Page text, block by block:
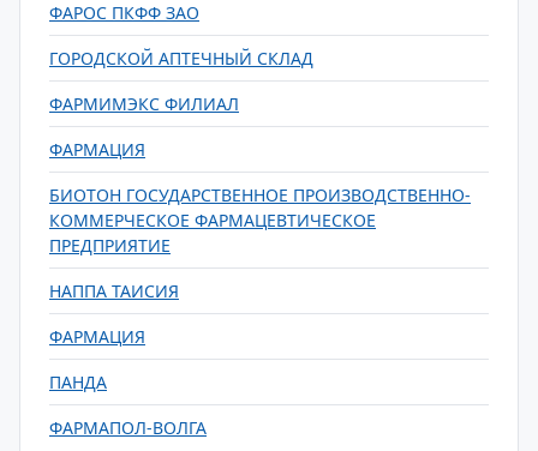
ФАРОС ПКФФ ЗАО
ГОРОДСКОЙ АПТЕЧНЫЙ СКЛАД
ФАРМИМЭКС ФИЛИАЛ
ФАРМАЦИЯ
БИОТОН ГОСУДАРСТВЕННОЕ ПРОИЗВОДСТВЕННО-
КОММЕРЧЕСКОЕ ФАРМАЦЕВТИЧЕСКОЕ
ПРЕДПРИЯТИЕ
НАППА ТАИСИЯ
ФАРМАЦИЯ
ПАНДА
ФАРМАПОЛ-ВОЛГА